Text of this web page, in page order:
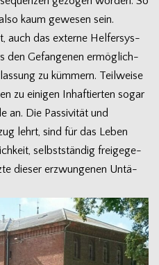
kaum gewe­sen sein.
auch das externe Hel­fer­sys­
den Gefan­ge­nen ermög­lich­
zu küm­mern. Teil­weise
zu eini­gen Inhaf­tier­ten sogar
an. Die Pas­si­vi­tät und
lehrt, sind für das Leben
selbst­stän­dig frei­ge­ge­
die­ser erzwun­ge­nen Untä­